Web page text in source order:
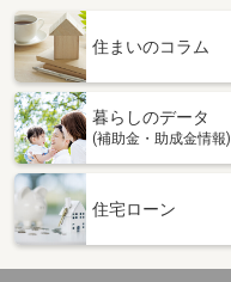
住まいのコラム
暮らしのデータ
(補助金・助成金情報)
住宅ローン